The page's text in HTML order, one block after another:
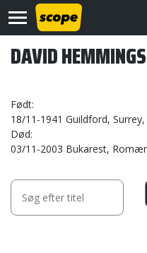
Om
DAVID HEMMINGS
Født
18/11-1941 Guildford,
Død
03/11-2003 Bukarest,